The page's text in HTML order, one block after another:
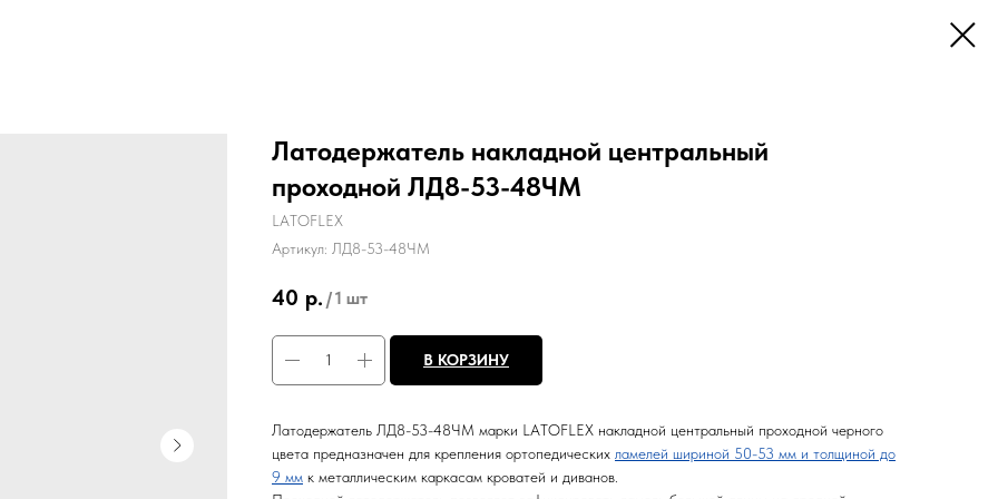
Латодержатель накладной центральный
проходной ЛД8-53-48ЧМ
LATOFLEX
Артикул: ЛД8-53-48ЧМ
40 р. /1 шт
В КОРЗИНУ
Латодержатель ЛД8-53-48ЧМ марки LATOFLEX накладной центральный проходной черного
цвета предназначен для крепления ортопедических ламелей шириной 50-53 мм и толщиной до
9 мм к металлическим каркасам кроватей и диванов.